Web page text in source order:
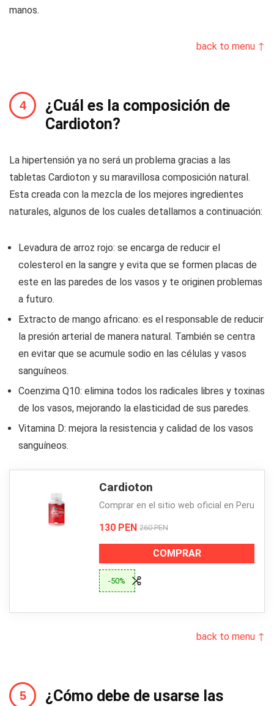
manos.
back to menu ↑
¿Cuál es la composición de
Cardioton?
La hipertensión ya no será un problema gracias a las
tabletas Cardioton y su maravillosa composición natural.
Esta creada con la mezcla de los mejores ingredientes
naturales, algunos de los cuales detallamos a continuación:
Levadura de arroz rojo: se encarga de reducir el
colesterol en la sangre y evita que se formen placas de
este en las paredes de los vasos y te originen problemas
a futuro.
Extracto de mango africano: es el responsable de reducir
la presión arterial de manera natural. También se centra
en evitar que se acumule sodio en las células y vasos
sanguíneos.
Coenzima Q10: elimina todos los radicales libres y toxinas
de los vasos, mejorando la elasticidad de sus paredes.
Vitamina D: mejora la resistencia y calidad de los vasos
sanguíneos.
Cardioton
Comprar en el sitio web oficial en Peru
130 PEN 260 PEN
COMPRAR
-50%
back to menu ↑
¿Cómo debe de usarse las